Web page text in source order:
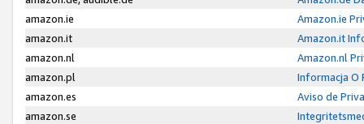
amazon.ie
Amazon.ie
amazon.it
Amazon.it
amazon.nl
Amazon.nl
amazon.pl
Informacja O
amazon.es
Aviso de
amazon.se